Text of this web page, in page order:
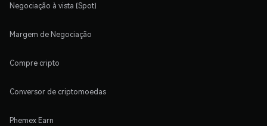
Negociação à vista (Spot)
Margem de Negociação
Compre cripto
Conversor de criptomoedas
Phemex Earn